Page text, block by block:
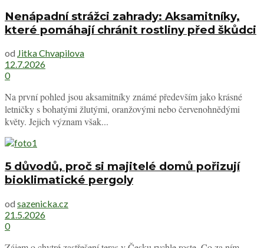
Nenápadní strážci zahrady: Aksamitníky,
které pomáhají chránit rostliny před škůdci
od Jitka Chvapilova
12.7.2026
0
Na první pohled jsou aksamitníky známé především jako krásné
letničky s bohatými žlutými, oranžovými nebo červenohnědými
květy. Jejich význam však...
5 důvodů, proč si majitelé domů pořizují
bioklimatické pergoly
od sazenicka.cz
21.5.2026
0